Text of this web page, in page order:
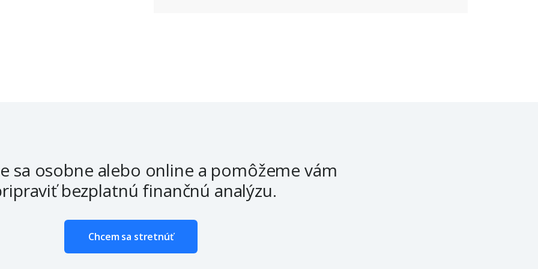
sa osobne alebo online a pomôžeme vám
bezplatnú finančnú analýzu.
Chcem sa stretnúť